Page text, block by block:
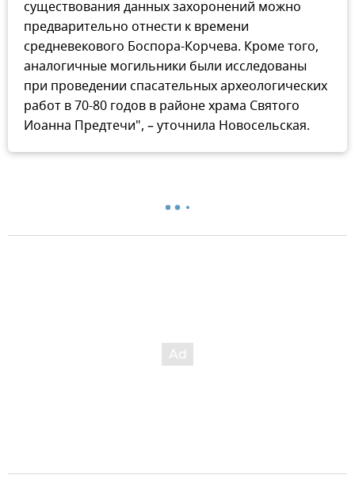
существования данных захоронений можно
предварительно отнести к времени
средневекового Боспора-Корчева. Кроме того,
аналогичные могильники были исследованы
при проведении спасательных археологических
работ в 70-80 годов в районе храма Святого
Иоанна Предтечи", – уточнила Новосельская.